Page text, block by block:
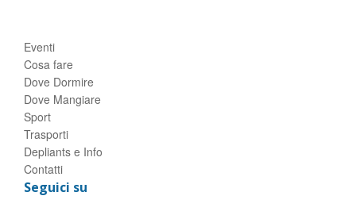
Eventi
Cosa fare
Dove Dormire
Dove Mangiare
Sport
Trasporti
Depliants e Info
Contatti
Seguici su